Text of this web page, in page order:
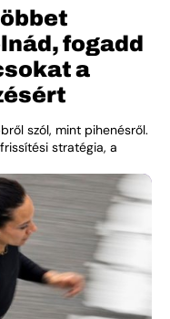
fogadd
a
szól, mint pihenésről.
stratégia, a